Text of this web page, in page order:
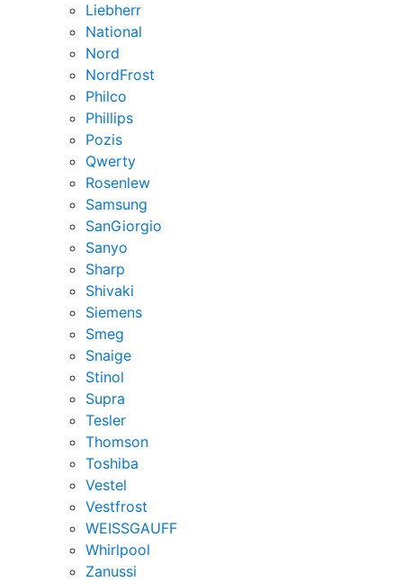
Liebherr
National
Nord
NordFrost
Philco
Phillips
Pozis
Qwerty
Rosenlew
Samsung
SanGiorgio
Sanyo
Sharp
Shivaki
Siemens
Smeg
Snaige
Stinol
Supra
Tesler
Thomson
Toshiba
Vestel
Vestfrost
WEISSGAUFF
Whirlpool
Zanussi